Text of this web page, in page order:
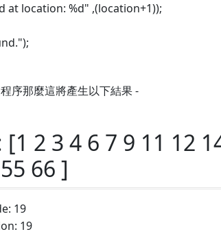
location: %d" ,(location+1));
序那麼這將產生以下結果 -
2 3 4 6 7 9 11 12
66 ]
19
19